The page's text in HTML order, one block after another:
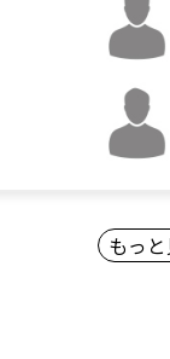
もっ